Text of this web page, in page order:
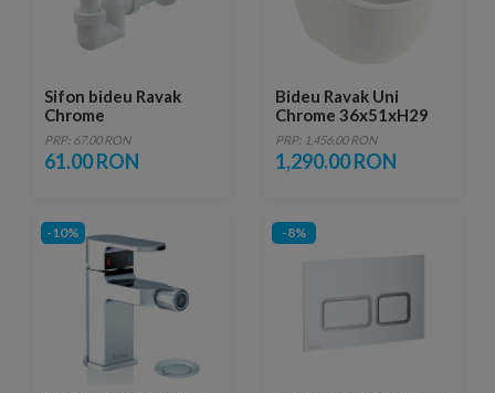
Sifon bideu Ravak
Chrome
PRP: 67.00 RON
61.00 RON
Bideu Ravak Uni
Chrome 36x51xH29
cm
PRP: 1,456.00 RON
1,290.00 RON
-10% -8%